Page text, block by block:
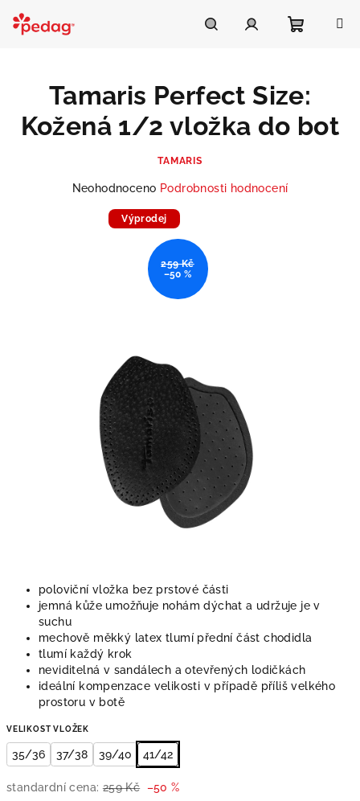
obsah
košík
poloviční vložka bez prstové části
jemná kůže umožňuje nohám dýchat a udržuje je v
suchu
mechově měkký latex tlumí přední část chodidla
tlumí každý krok
neviditelná v sandálech a otevřených lodičkách
ideální kompenzace velikosti v případě příliš velkého
prostoru v botě
VELIKOST VLOŽEK
35/36 37/38 39/40 41/42
standardní cena: 259 Kč –50 %
Tamaris Perfect Size:
Kožená 1/2 vložka do bot
TAMARIS
Průměrné
produktu
Neohodnoceno Podrobnosti hodnocení
Výprodej
259 Kč
–50 %
Asistent Pedag